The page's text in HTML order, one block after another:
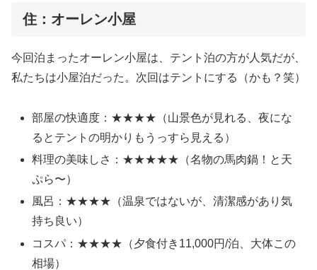
住：オーレン小屋
今回泊まったオーレン小屋は、テント泊の方が人気だが、
私たちは小屋泊だった。次回はテントにする（かも？笑）
部屋の快適度：★★★★（山景色が見れる、夜にな
るとテントの明かりもうっすら見える）
料理の美味しさ：★★★★★（名物の馬肉鍋！と天
ぷら〜）
風呂：★★★★（温泉ではないが、清潔感があり気
持ち良い）
コスパ：★★★★（夕食付き11,000円/泊、大体この
相場）